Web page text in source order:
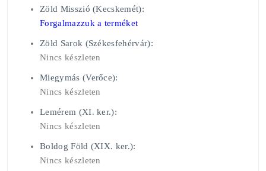
Zöld Misszió (Kecskemét):
Forgalmazzuk a terméket
Zöld Sarok (Székesfehérvár):
Nincs készleten
Miegymás (Verőce):
Nincs készleten
Lemérem (XI. ker.):
Nincs készleten
Boldog Föld (XIX. ker.):
Nincs készleten